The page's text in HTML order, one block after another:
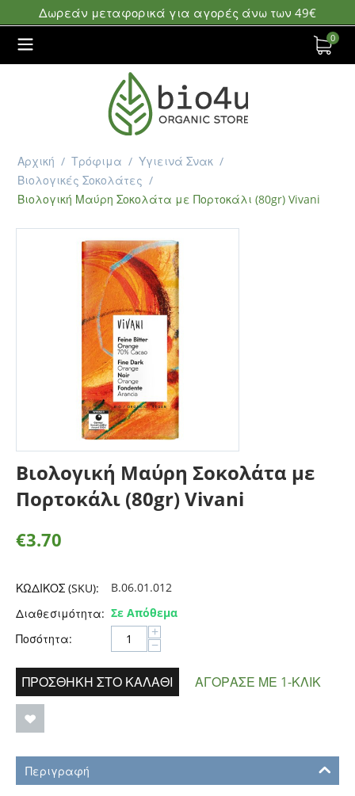
Δωρεάν μεταφορικά για αγορές άνω των 49€
0
Αρχική / Τρόφιμα / Υγιεινά Σνακ /
Βιολογικές Σοκολάτες /
Βιολογική Μαύρη Σοκολάτα με Πορτοκάλι (80gr) Vivani
Βιολογική Μαύρη Σοκολάτα με
Πορτοκάλι (80gr) Vivani
€3.70
ΚΩΔΙΚΟΣ (SKU):
B.06.01.012
Διαθεσιμότητα: Σε Απόθεμα
Ποσότητα:
+
−
ΠΡΟΣΘΉΚΗ ΣΤΟ ΚΑΛΆΘΙ ΑΓΌΡΑΣΕ ΜΕ 1-ΚΛΙΚ
Περιγραφή